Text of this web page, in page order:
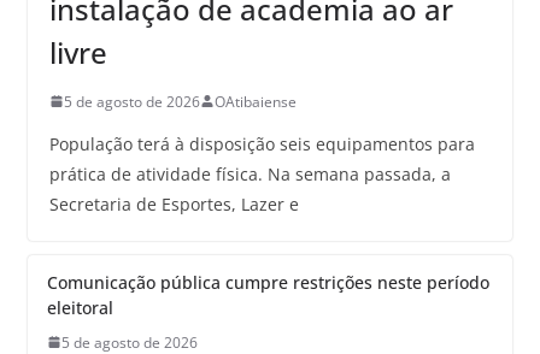
instalação de academia ao ar
livre
5 de agosto de 2026 OAtibaiense
População terá à disposição seis equipamentos para
prática de atividade física. Na semana passada, a
Secretaria de Esportes, Lazer e
Comunicação pública cumpre restrições neste período
eleitoral
5 de agosto de 2026